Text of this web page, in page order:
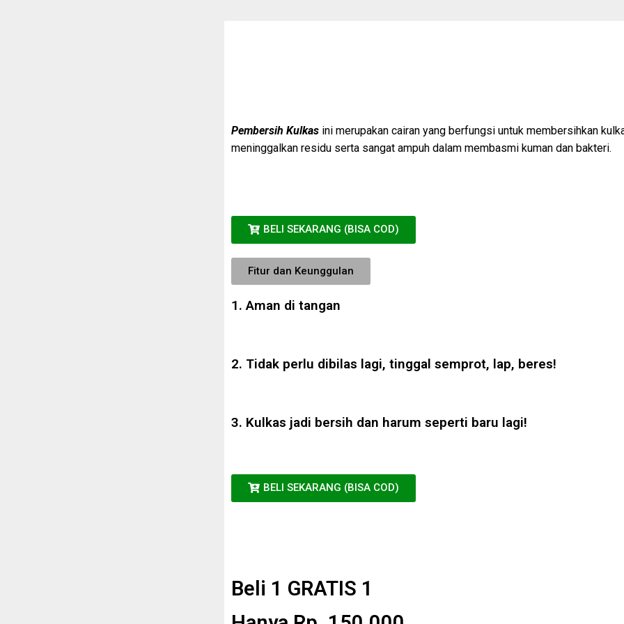
Pembersih Kulkas ini merupakan cairan yang berfungsi untuk membersihkan
meninggalkan residu serta sangat ampuh dalam membasmi kuman dan bakteri.
BELI SEKARANG (BISA COD)
Fitur dan Keunggulan
1. Aman di tangan
2. Tidak perlu dibilas lagi, tinggal semprot, lap, beres!
3. Kulkas jadi bersih dan harum seperti baru lagi!
BELI SEKARANG (BISA COD)
Beli 1 GRATIS 1